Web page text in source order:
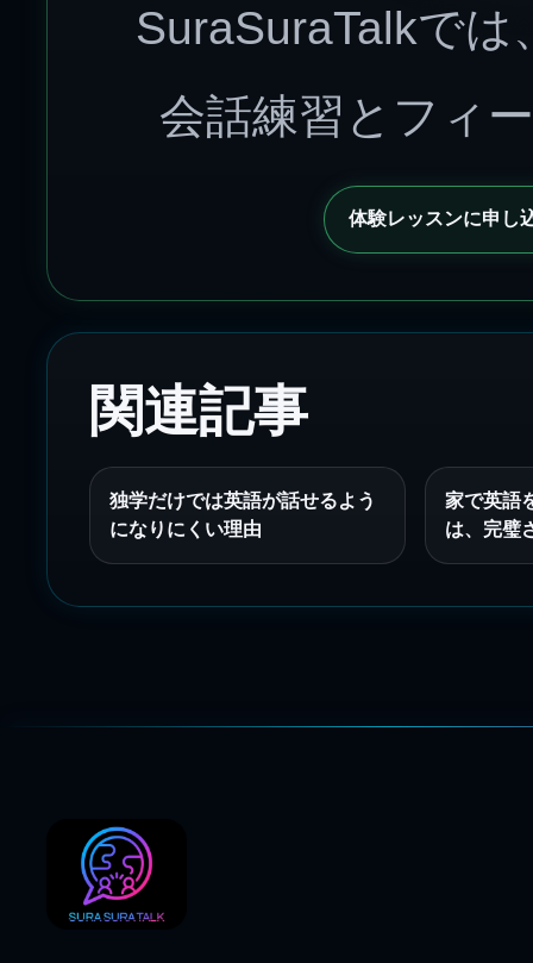
SuraSuraTalkで
会話練習とフィ
体験レッスンに申し
関連記事
独学だけでは英語が話せるよう
になりにくい理由
家で英語
は、完璧